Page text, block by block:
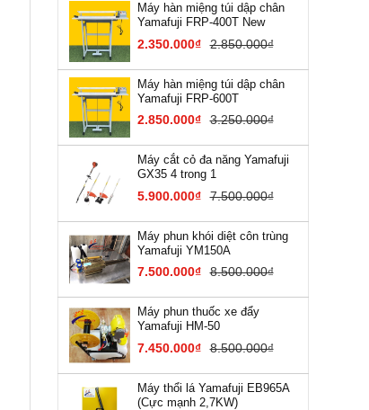
Máy hàn miệng túi dập chân
Yamafuji FRP-400T New
2.350.000₫ 2.850.000₫
Máy hàn miệng túi dập chân
Yamafuji FRP-600T
2.850.000₫ 3.250.000₫
Máy cắt cỏ đa năng Yamafuji
GX35 4 trong 1
5.900.000₫ 7.500.000₫
Máy phun khói diệt côn trùng
Yamafuji YM150A
7.500.000₫ 8.500.000₫
Máy phun thuốc xe đẩy
Yamafuji HM-50
7.450.000₫ 8.500.000₫
Máy thổi lá Yamafuji EB9​65A
(Cực mạnh 2,7KW)